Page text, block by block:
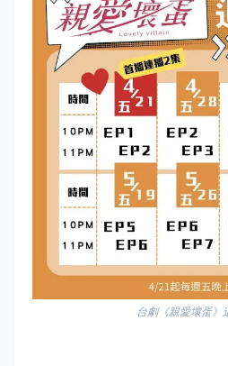
台劇《親愛壞蛋》